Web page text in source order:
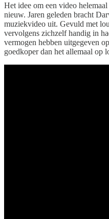
Het idee om een video helemaal
nieuw. Jaren geleden bracht
muziekvideo uit. Gevuld met
vervolgens zichzelf handig in
vermogen hebben uitgegeven
goedkoper dan het allemaal op